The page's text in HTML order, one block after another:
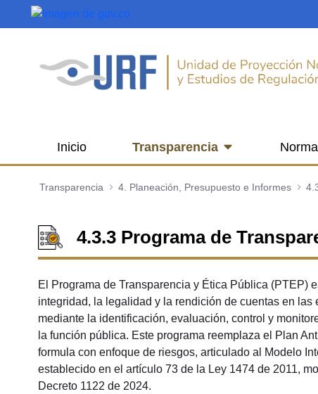
Saltar al contenido principal
Inicio Transparencia
Transparencia 4. Planeación, Presupuesto e Informes
4.3.3 Programa de
El Programa de Transparencia y Ética Pública (PTEP)
integridad, la legalidad y la rendición de cuentas en
mediante la identificación, evaluación, control y
la función pública. Este programa reemplaza el Plan
formula con enfoque de riesgos, articulado al Modelo
establecido en el artículo 73 de la Ley 1474 de 2011,
Decreto 1122 de 2024.